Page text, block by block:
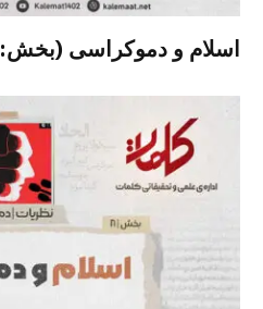
اسلام و دموکراسی (بخش: ۹)